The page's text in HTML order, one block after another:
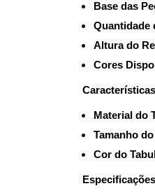
Base das
Quantidade
Altura do
Cores
Material do
Tamanho
Cor do